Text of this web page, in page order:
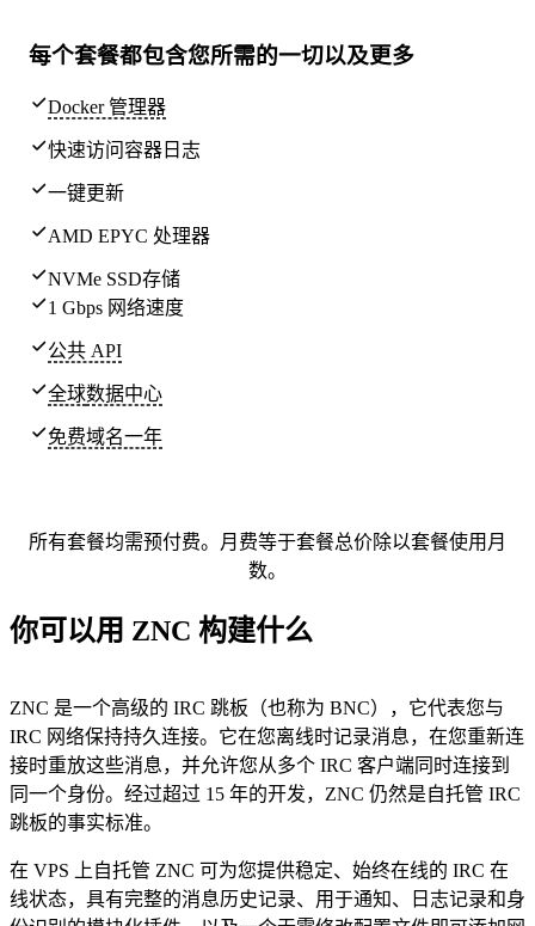
每个套餐都包含您所需的一切以及更多
Docker 管理器
快速访问容器日志
一键更新
AMD EPYC 处理器
NVMe SSD存储
1 Gbps 网络速度
公共 API
全球数据中心
免费域名一年
所有套餐均需预付费。月费等于套餐总价除以套餐使用月
数。
你可以用 ZNC 构建什么
ZNC 是一个高级的 IRC 跳板（也称为 BNC），它代表您与
IRC 网络保持持久连接。它在您离线时记录消息，在您重新连
接时重放这些消息，并允许您从多个 IRC 客户端同时连接到
同一个身份。经过超过 15 年的开发，ZNC 仍然是自托管 IRC
跳板的事实标准。
在 VPS 上自托管 ZNC 可为您提供稳定、始终在线的 IRC 在
线状态，具有完整的消息历史记录、用于通知、日志记录和身